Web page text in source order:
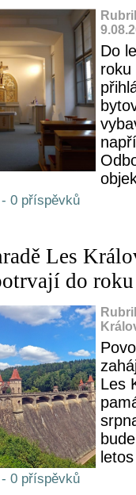
Do
roku
0 příspěvků
Les
do
Les
0 příspěvků